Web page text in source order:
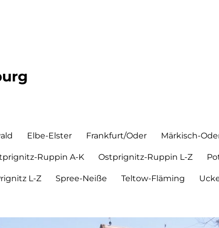
Elbe-Elster Frankfurt/Oder Märkisch-
Ruppin A-K Ostprignitz-Ruppin L-Z
L-Z Spree-Neiße Teltow-Fläming